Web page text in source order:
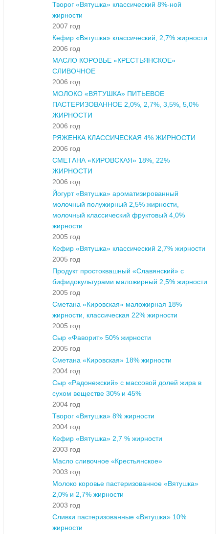
Творог «Вятушка» классический 8%-ной
жирности
2007 год
Кефир «Вятушка» классический, 2,7% жирности
2006 год
МАСЛО КОРОВЬЕ «КРЕСТЬЯНСКОЕ»
СЛИВОЧНОЕ
2006 год
МОЛОКО «ВЯТУШКА» ПИТЬЕВОЕ
ПАСТЕРИЗОВАННОЕ 2,0%, 2,7%, 3,5%, 5,0%
ЖИРНОСТИ
2006 год
РЯЖЕНКА КЛАССИЧЕСКАЯ 4% ЖИРНОСТИ
2006 год
СМЕТАНА «КИРОВСКАЯ» 18%, 22%
ЖИРНОСТИ
2006 год
Йогурт «Вятушка» ароматизированный
молочный полужирный 2,5% жирности,
молочный классический фруктовый 4,0%
жирности
2005 год
Кефир «Вятушка» классический 2,7% жирности
2005 год
Продукт простоквашный «Славянский» с
бифидокультурами маложирный 2,5% жирности
2005 год
Сметана «Кировская» маложирная 18%
жирности, классическая 22% жирности
2005 год
Сыр «Фаворит» 50% жирности
2005 год
Сметана «Кировская» 18% жирности
2004 год
Сыр «Радонежский» с массовой долей жира в
сухом веществе 30% и 45%
2004 год
Творог «Вятушка» 8% жирности
2004 год
Кефир «Вятушка» 2,7 % жирности
2003 год
Масло сливочное «Крестьянское»
2003 год
Молоко коровье пастеризованное «Вятушка»
2,0% и 2,7% жирности
2003 год
Сливки пастеризованные «Вятушка» 10%
жирности